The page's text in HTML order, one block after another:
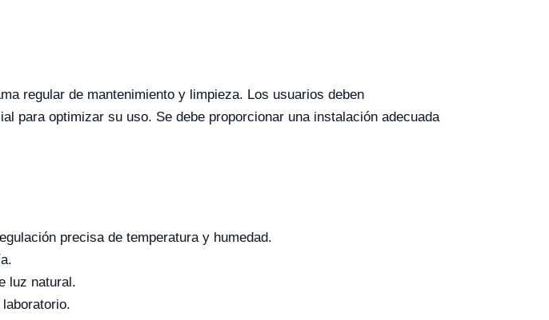
regular de mantenimiento y limpieza. Los usuarios deben
para optimizar su uso. Se debe proporcionar una instalación adecuada
precisa de temperatura y humedad.
luz natural.